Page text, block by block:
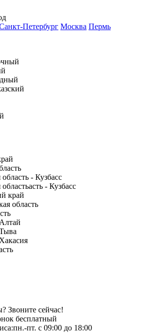
Петербург Москва Пермь
- Кузбасс
- Кузбасс
край
область
Звоните сейчас!
бесплатный
пн.-пт. с 09:00 до 18:00